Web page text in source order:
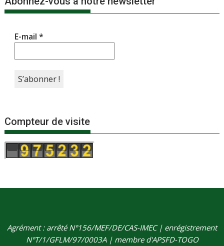
E-mail*
Compteur de visite
Agrément : arrêté N°156/MEF/DE/CAS-IMEC | enrégistrement
N°T/1/GFLM/97/0003A | membre d'APSFD-TOGO